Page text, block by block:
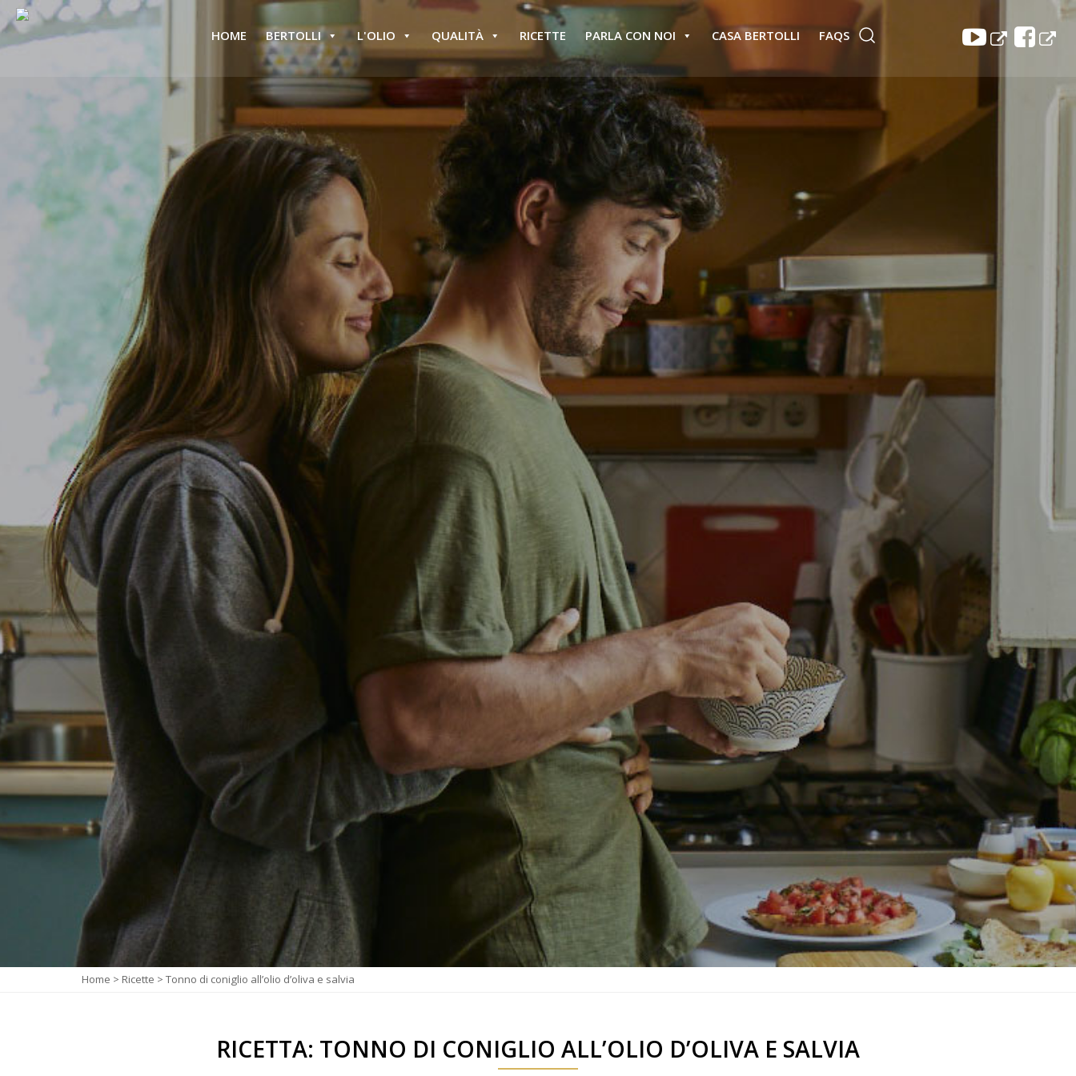
HOME BERTOLLI L'OLIO QUALITÀ RICETTE PARLA CON NOI CASA BERTOLLI FAQS
Home > Ricette > Tonno di coniglio all’olio d’oliva e salvia
RICETTA: TONNO DI CONIGLIO ALL’OLIO D’OLIVA E SALVIA